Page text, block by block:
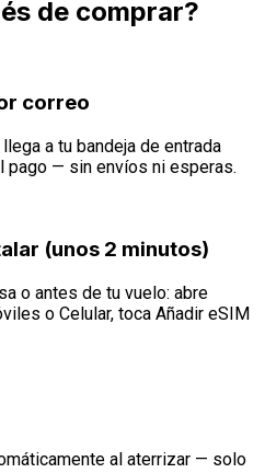
de comprar?
correo
a tu bandeja de entrada
pago — sin envíos ni esperas.
(unos 2 minutos)
o antes de tu vuelo: abre
o Celular, toca Añadir eSIM
al aterrizar — solo